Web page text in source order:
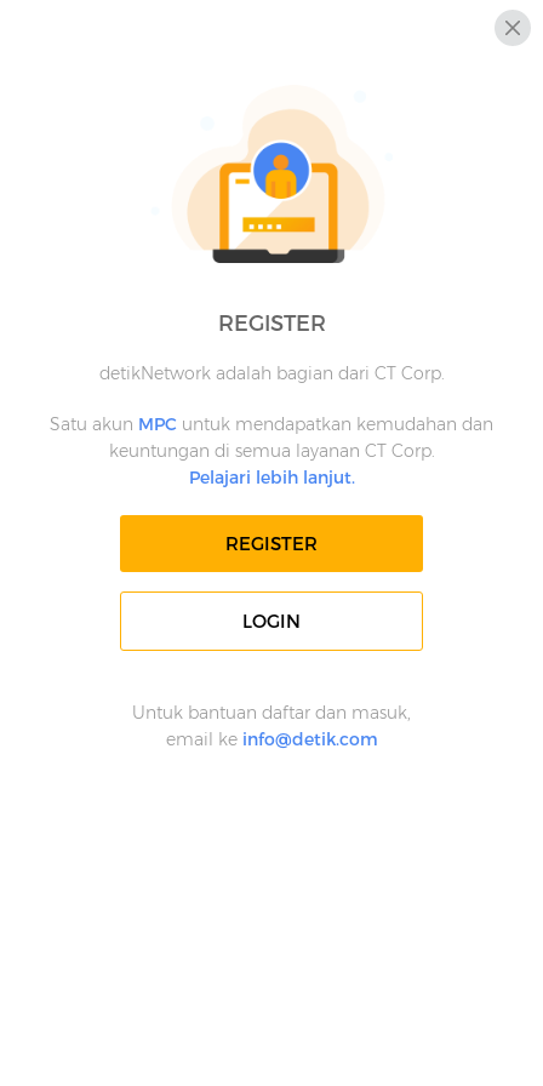
REGISTER
detikNetwork adalah bagian dari CT Corp.
Satu akun MPC untuk mendapatkan kemudahan dan
keuntungan di semua layanan CT Corp.
Pelajari lebih lanjut.
REGISTER
LOGIN
Untuk bantuan daftar dan masuk,
email ke info@detik.com